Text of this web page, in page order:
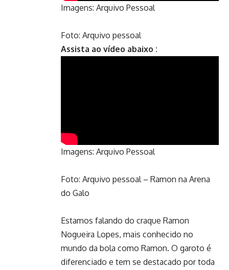
Imagens: Arquivo Pessoal
Foto: Arquivo pessoal
Assista ao vídeo abaixo :
Imagens: Arquivo Pessoal
Foto: Arquivo pessoal – Ramon na Arena
do Galo
Estamos falando do craque Ramon
Nogueira Lopes, mais conhecido no
mundo da bola como Ramon. O garoto é
diferenciado e tem se destacado por toda